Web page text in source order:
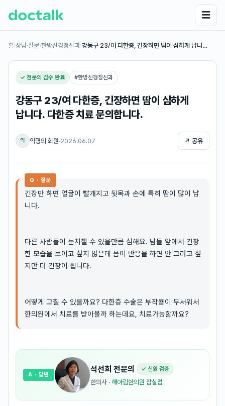
☰
홈›상담·질문›한방신경정신과›강동구 23/여 다한증, 긴장하면 땀이 심하게 납니…
✓ 전문의 검수 완료 #한방신경정신과
강동구 23/여 다한증, 긴장하면 땀이 심하게
납니다. 다한증 치료 문의합니다.
익 익명의 회원·2026.06.07 ↗ 공유
Q · 질문
긴장만 하면 얼굴이 빨개지고 뒷목과 손에 특히 땀이 많이 납
니다.
다른 사람들이 눈치챌 수 있을만큼 심해요. 남들 앞에서 긴장
한 모습을 보이고 싶지 않은데 몸이 반응을 하면 안 그러고 싶
지만 더 긴장이 됩니다.
어떻게 고칠 수 있을까요? 다한증 수술은 부작용이 무서워서
한의원에서 치료를 받아볼까 하는데요, 치료가능할까요?
석선희 전문의 ✓ 신원 검증
한의사 · 해아림한의원 잠실점
A · 답변